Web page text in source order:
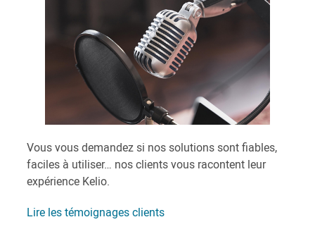
Vous vous demandez si nos solutions sont fiables,
faciles à utiliser… nos clients vous racontent leur
expérience Kelio.
Lire les témoignages clients